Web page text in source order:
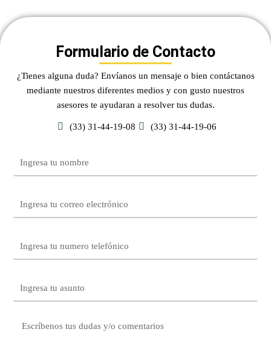
Formulario de Contacto
¿Tienes alguna duda? Envíanos un mensaje o bien contáctanos
mediante nuestros diferentes medios y con gusto nuestros
asesores te ayudaran a resolver tus dudas.
(33) 31-44-19-08 (33) 31-44-19-06